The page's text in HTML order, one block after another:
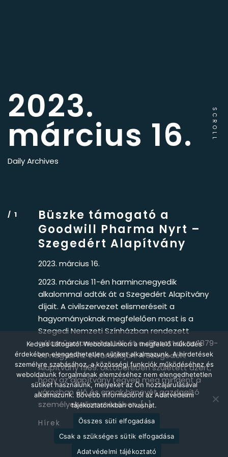
2023.
március 16.
Daily Archives
SCROLL
Büszke támogató a
Goodwill Pharma Nyrt –
Szegedért Alapítvány
2023. március 16.
2023. március 11-én harmincnegyedik
alkalommal adták át a Szegedért Alapítvány
díjait. A civilszervezet elismeréseit a
hagyományoknak megfelelően most is a
Szegedi Nemzeti Színházban rendezett
gálaműsoron vehették át a díjazottak az 1879-
es nagyárvíz évfordulóján. A Szegedért
Alapítvány 1989. októberében született azért,
hogy az alapítvány tegyen meg mindent a
városban élő és annak hírnevét gazdagító
személyek elismerésében, […]
Hírek
Kedves Látogató! Weboldalunkon a megfelelő működés
érdekében elengedhetetlen sütiket alkalmazunk. A hirdetések
személyre szabásához, a közösségi funkciók működéséhez és
weboldalunk forgalmának elemzéséhez nem elengedhetetlen
sütiket használunk, melyeket az Ön hozzájárulásával
alkalmazunk. Bővebb információról az Adatvédelmi
tájékoztatónkban olvashat.
Összes süti elfogadása
Csak a szükséges sütik elfogadása
Adatvédelmi tájékoztató